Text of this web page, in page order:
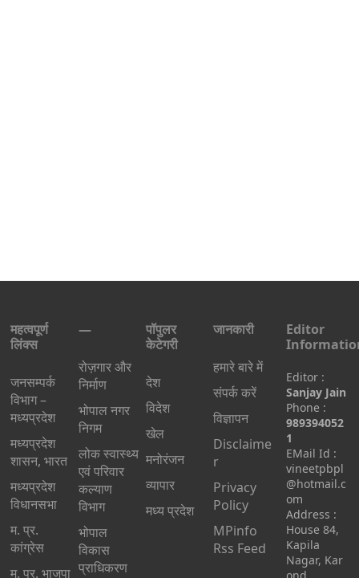
महत्वपूर्ण
लिंक्स
जनसम्पर्क
विभाग –
मध्यप्रदेश
मध्यप्रदेश
शासन, भारत
मध्‍यप्रदेश
विधानसभा
म. प्र.
कांग्रेस
म. प्र. भाजपा
—
रोज़गार और
निर्माण
भोपाल नगर
निगम
लोक स्वास्थ्य
एवं परिवार
कल्याण
विभाग
भोपाल
विकास
प्राधिकरण
पॉपुलर
केटेगरी
देश
विदेश
खेल
मनोरंजन
व्यापार
मध्य प्रदेश
जानकारी
हमारे बारे में
संपर्क करें
विज्ञापन
Disclaime
r
Privacy
Policy
MPinfo
Rss Feed
Editor
Editor :
Sanjay Jain
Phone :
989394052
1
EMail Id :
vineetpbpl
@hotmail.c
om
Address :
House 84,
Kapila
Nagar, Kar